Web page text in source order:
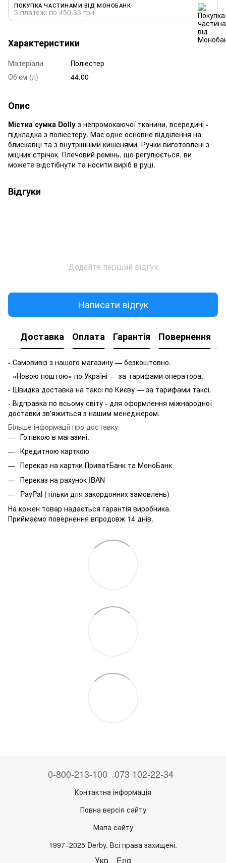
ПОКУПКА ЧАСТИНАМИ ВІД МОНОБАНК
3 платежі по 450.33 грн
Характеристики
Матеріали
Поліестер
Об'єм (л)
44.00
Опис
Містка сумка Dolly з непромокаючої тканини, всередині -
підкладка з поліестеру. Має одне основне відділення на
блискавці та з внутрішніми кишенями. Ручки виготовлені з
міцних стрічок. Плечовий ремінь, що регулюється, ви
можете відстібнути та носити виріб в руці.
Відгуки
Додайте перший відгук
Написати відгук
Доставка Оплата Гарантія Повернення
- Самовивіз з нашого магазину — безкоштовно.
- «Новою поштою» по Україні — за тарифами оператора.
- Швидка доставка на таксі по Києву — за тарифами таксі.
- Відправка по всьому світу - для оформлення міжнародної
доставки зв'яжиться з нашим менеджером.
Більше інформації про доставку
Готівкою в магазині.
Кредитною карткою
Переказ на картки ПриватБанк та МоноБанк
Переказ на рахунок IBAN
PayPal (тільки для закордонних замовлень)
На кожен товар надається гарантія виробника.
Приймаємо повернення впродовж 14 днів.
0-800-213-100 073 102-22-34
Контактна інформація
Повна версія сайту
Мапа сайту
1997–2025 Derby. Всі права захищені.
Укр Eng